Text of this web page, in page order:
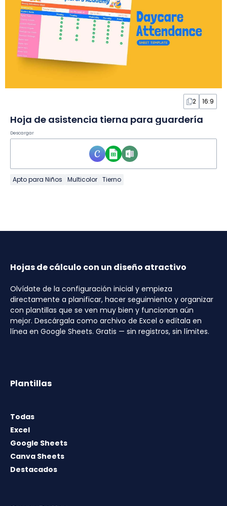
2 16:9
Hoja de asistencia tierna para guardería
Descargar
Apto para Niños Multicolor Tierno
Hojas de cálculo con un diseño atractivo
Olvídate de la configuración inicial y empieza
directamente a planificar, hacer seguimiento y organizar
con plantillas que se ven muy bien y funcionan aún
mejor. Descárgala como archivo de Excel o edítala en
línea en Google Sheets. Gratis — sin registros, sin límites.
Plantillas
Todas
Excel
Google Sheets
Canva Sheets
Destacados